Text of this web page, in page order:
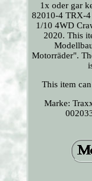
1x oder gar
82010-4 TRX-
1/10 4WD
2020. This
Motorräder".
This item
Marke: